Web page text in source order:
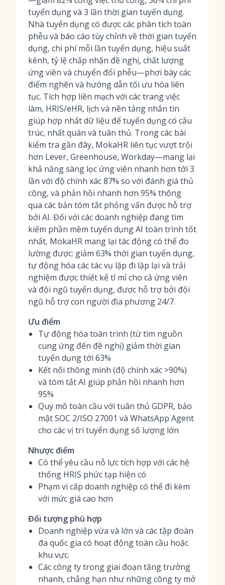
tuyển dụng và 3 lần thời gian tuyển dụng.
Nhà tuyển dụng có được các phân tích toàn
phễu và báo cáo tùy chỉnh về thời gian tuyển
dụng, chi phí mỗi lần tuyển dụng, hiệu suất
kênh, tỷ lệ chấp nhận đề nghị, chất lượng
ứng viên và chuyển đổi phễu—phơi bày các
điểm nghẽn và hướng dẫn tối ưu hóa liên
tục. Tích hợp liền mạch với các trang việc
làm, HRIS/eHR, lịch và nền tảng nhắn tin
giúp hợp nhất dữ liệu để tuyển dụng có cấu
trúc, nhất quán và tuân thủ. Trong các bài
kiểm tra gần đây, MokaHR liên tục vượt trội
hơn Lever, Greenhouse, Workday—mang lại
khả năng sàng lọc ứng viên nhanh hơn tới 3
lần với độ chính xác 87% so với đánh giá thủ
công, và phản hồi nhanh hơn 95% thông
qua các bản tóm tắt phỏng vấn được hỗ trợ
bởi AI. Đối với các doanh nghiệp đang tìm
kiếm phần mềm tuyển dụng AI toàn trình tốt
nhất, MokaHR mang lại tác động có thể đo
lường được: giảm 63% thời gian tuyển dụng,
tự động hóa các tác vụ lặp đi lặp lại và trải
nghiệm được thiết kế tỉ mỉ cho cả ứng viên
và đội ngũ tuyển dụng, được hỗ trợ bởi đội
ngũ hỗ trợ con người địa phương 24/7.
Ưu điểm
Tự động hóa toàn trình (từ tìm nguồn
cung ứng đến đề nghị) giảm thời gian
tuyển dụng tới 63%
Kết nối thông minh (độ chính xác >90%)
và tóm tắt AI giúp phản hồi nhanh hơn
95%
Quy mô toàn cầu với tuân thủ GDPR, bảo
mật SOC 2/ISO 27001 và WhatsApp Agent
cho các vị trí tuyển dụng số lượng lớn
Nhược điểm
Có thể yêu cầu nỗ lực tích hợp với các hệ
thống HRIS phức tạp hiện có
Phạm vi cấp doanh nghiệp có thể đi kèm
với mức giá cao hơn
Đối tượng phù hợp
Doanh nghiệp vừa và lớn và các tập đoàn
đa quốc gia có hoạt động toàn cầu hoặc
khu vực.
Các công ty trong giai đoạn tăng trưởng
nhanh, chẳng hạn như những công ty mở